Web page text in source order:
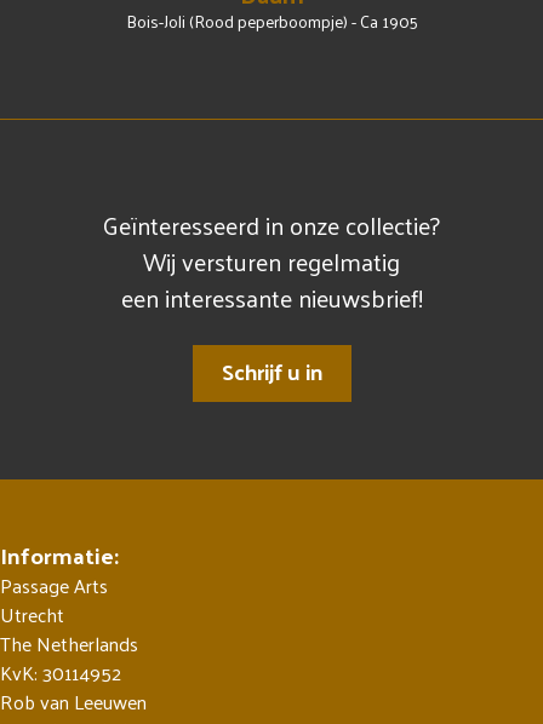
Bois-Joli (Rood peperboompje) - Ca 1905
Geïnteresseerd in onze collectie?
Wij versturen regelmatig
een interessante nieuwsbrief!
Schrijf u in
Informatie:
Passage Arts
Utrecht
The Netherlands
KvK: 30114952
Rob van Leeuwen